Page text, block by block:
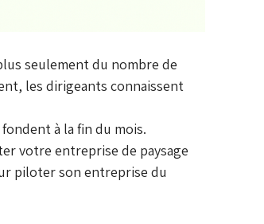
seulement du nombre de
les dirigeants connaissent
à la fin du mois.
votre entreprise de paysage
piloter son entreprise du